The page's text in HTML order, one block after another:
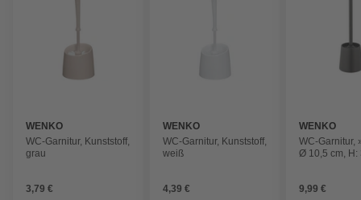
WENKO
WC-Garnitur, Kunststoff,
grau
3,79 €
WENKO
WC-Garnitur, Kunststoff,
weiß
4,39 €
WENKO
WC-Garnitur,
Ø 10,5 cm, H:
9,99 €